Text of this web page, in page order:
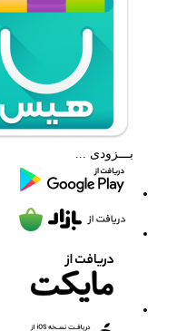
بـــزودی ...